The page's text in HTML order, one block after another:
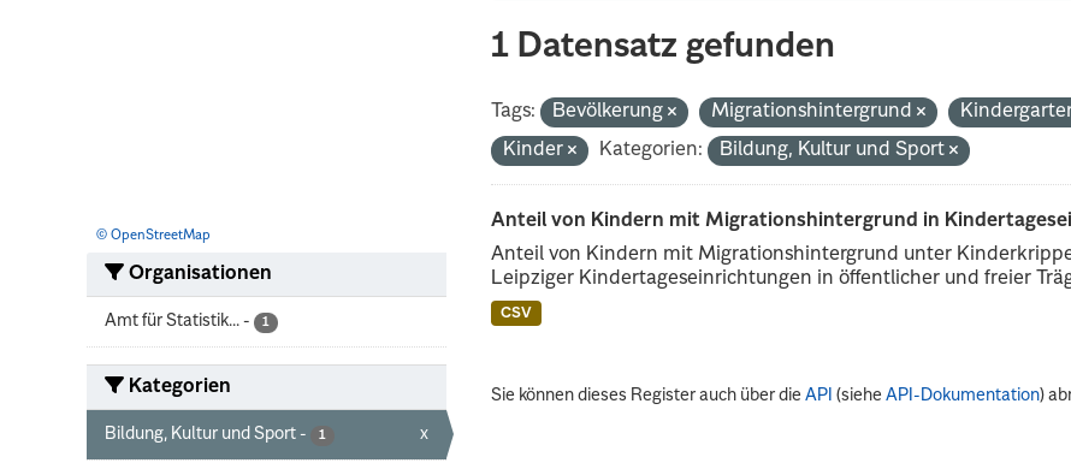
© OpenStreetMap
Organisationen
Amt für Statistik... - 1
Kategorien
Bildung, Kultur und Sport - 1 x
1 Datensatz gefunden
Tags: Bevölkerung Migrationshintergrund
Kinder
Kategorien: Bildung, Kultur und Sport
Anteil von Kindern mit Migrationshintergrund in
Anteil von Kindern mit Migrationshintergrund unter
Leipziger Kindertageseinrichtungen in öffentlicher und freier
CSV
Sie können dieses Register auch über dieAPI (sieheAPI-Dokumentation)